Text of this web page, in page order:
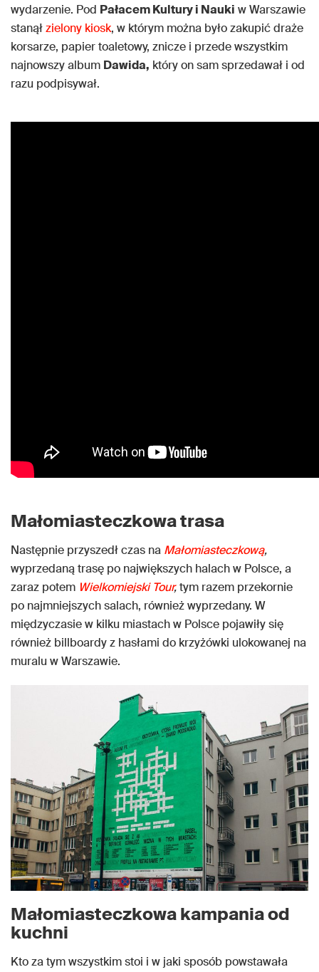
wydarzenie. Pod Pałacem Kultury i Nauki w Warszawie
stanąłzielony kiosk, w którym można było zakupić draże
korsarze, papier toaletowy, znicze i przede wszystkim
najnowszy album Dawida, który on sam sprzedawał i od
razu podpisywał.
Małomiasteczkowa trasa
Następnie przyszedł czas na Małomiasteczkową,
wyprzedaną trasę po największych halach w Polsce, a
zaraz potem Wielkomiejski Tour,tym razem przekornie
po najmniejszych salach, również wyprzedany. W
międzyczasie w kilku miastach w Polsce pojawiły się
również billboardy z hasłami do krzyżówki ulokowanej na
muralu w Warszawie.
Małomiasteczkowa kampania od
kuchni
Kto za tym wszystkim stoi i w jaki sposób powstawała